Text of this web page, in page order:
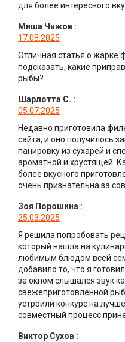
для более интересного
Миша Чижов :
17.08.2025
Отличная статья о жарке
подсказать, какие
рыбы?
Шарлотта С. :
05.07.2025
Недавно приготовила
сайта, и оно получилось
панировку из сухарей и
ароматной и хрустящей.
более вкусного
очень признательна за
Зоя Порошина :
25.03.2025
Я решила попробовать
который нашла на
любимым блюдом всей
добавило то, что я
за окном слышался звук
свежеприготовленной
устроили конкурс на
совместный процесс
Виктор Сухов :